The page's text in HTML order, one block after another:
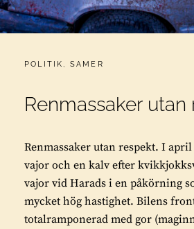
CATEGORIES:
POLITIK , SAMER
Renmassaker utan
Renmassaker utan respekt. I
vajor och en kalv efter
vajor vid Harads i en påkörning
mycket hög hastighet. Bilens
totalramponerad med gor